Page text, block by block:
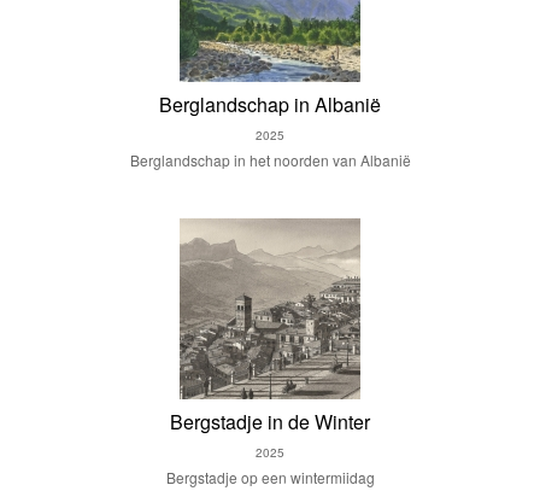
Berglandschap in Albanië
2025
Berglandschap in het noorden van Albanië
Bergstadje in de Winter
2025
Bergstadje op een wintermiidag